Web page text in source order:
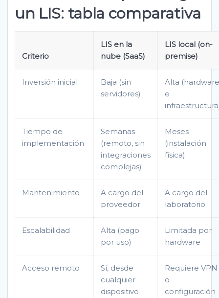
un LIS: tabla comparativa
Criterio
LIS en la
nube (SaaS)
LIS local (on-
premise)
Inversión inicial
Baja (sin
servidores)
Alta (hardware
e
Tiempo de
implementación
Semanas
(remoto, sin
integraciones
complejas)
Meses
(instalación
física)
Mantenimiento
A cargo del
proveedor
A cargo del
laboratorio
Escalabilidad
Alta (pago
por uso)
Limitada por
hardware
Acceso remoto
Sí, desde
cualquier
dispositivo
Requiere VPN
o
configuración